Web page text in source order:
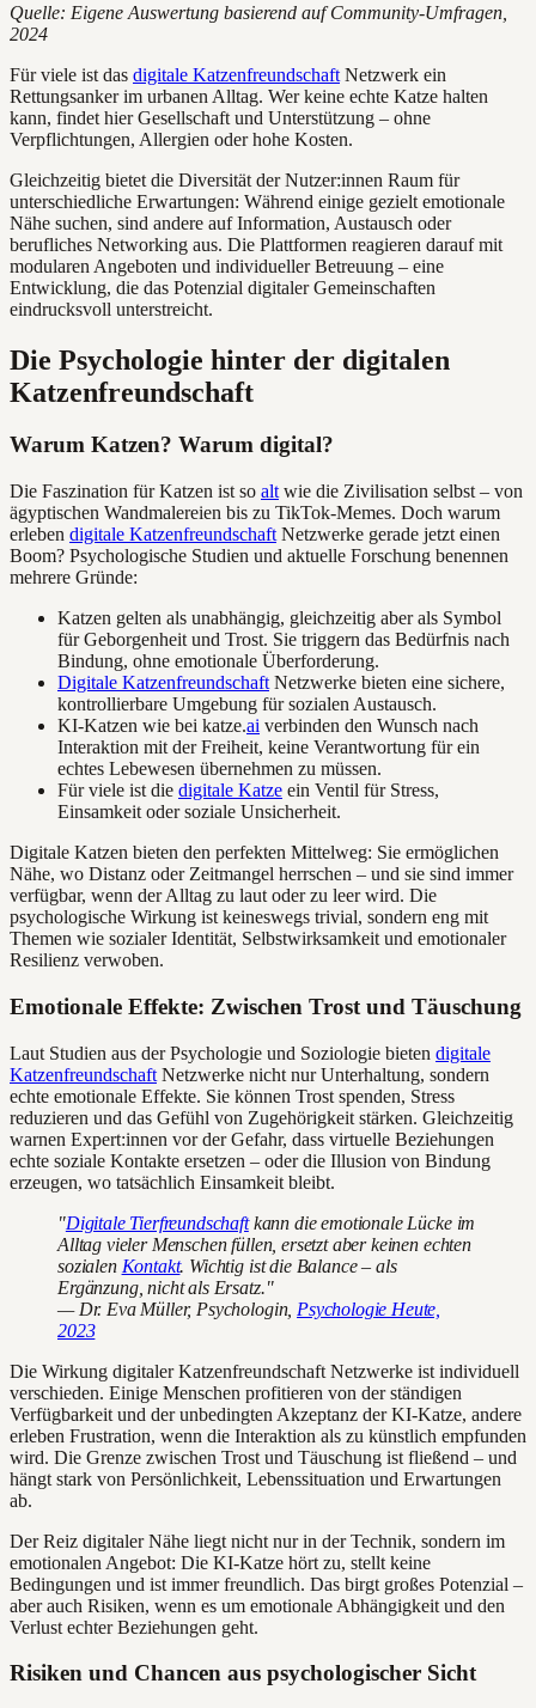
Quelle: Eigene Auswertung basierend auf Community-Umfragen,
2024
Für viele ist das digitale Katzenfreundschaft Netzwerk ein
Rettungsanker im urbanen Alltag. Wer keine echte Katze halten
kann, findet hier Gesellschaft und Unterstützung – ohne
Verpflichtungen, Allergien oder hohe Kosten.
Gleichzeitig bietet die Diversität der Nutzer:innen Raum für
unterschiedliche Erwartungen: Während einige gezielt emotionale
Nähe suchen, sind andere auf Information, Austausch oder
berufliches Networking aus. Die Plattformen reagieren darauf mit
modularen Angeboten und individueller Betreuung – eine
Entwicklung, die das Potenzial digitaler Gemeinschaften
eindrucksvoll unterstreicht.
Die Psychologie hinter der digitalen
Katzenfreundschaft
Warum Katzen? Warum digital?
Die Faszination für Katzen ist so alt wie die Zivilisation selbst – von
ägyptischen Wandmalereien bis zu TikTok-Memes. Doch warum
erleben digitale Katzenfreundschaft Netzwerke gerade jetzt einen
Boom? Psychologische Studien und aktuelle Forschung benennen
mehrere Gründe:
Katzen gelten als unabhängig, gleichzeitig aber als Symbol
für Geborgenheit und Trost. Sie triggern das Bedürfnis nach
Bindung, ohne emotionale Überforderung.
Digitale Katzenfreundschaft Netzwerke bieten eine sichere,
kontrollierbare Umgebung für sozialen Austausch.
KI-Katzen wie bei katze.ai verbinden den Wunsch nach
Interaktion mit der Freiheit, keine Verantwortung für ein
echtes Lebewesen übernehmen zu müssen.
Für viele ist die digitale Katze ein Ventil für Stress,
Einsamkeit oder soziale Unsicherheit.
Digitale Katzen bieten den perfekten Mittelweg: Sie ermöglichen
Nähe, wo Distanz oder Zeitmangel herrschen – und sie sind immer
verfügbar, wenn der Alltag zu laut oder zu leer wird. Die
psychologische Wirkung ist keineswegs trivial, sondern eng mit
Themen wie sozialer Identität, Selbstwirksamkeit und emotionaler
Resilienz verwoben.
Emotionale Effekte: Zwischen Trost und Täuschung
Laut Studien aus der Psychologie und Soziologie bieten digitale
Katzenfreundschaft Netzwerke nicht nur Unterhaltung, sondern
echte emotionale Effekte. Sie können Trost spenden, Stress
reduzieren und das Gefühl von Zugehörigkeit stärken. Gleichzeitig
warnen Expert:innen vor der Gefahr, dass virtuelle Beziehungen
echte soziale Kontakte ersetzen – oder die Illusion von Bindung
erzeugen, wo tatsächlich Einsamkeit bleibt.
"Digitale Tierfreundschaftkann die emotionale Lücke im
Alltag vieler Menschen füllen, ersetzt aber keinen echten
sozialen Kontakt. Wichtig ist die Balance – als
Ergänzung, nicht als Ersatz."
— Dr. Eva Müller, Psychologin, Psychologie Heute,
2023
Die Wirkung digitaler Katzenfreundschaft Netzwerke ist individuell
verschieden. Einige Menschen profitieren von der ständigen
Verfügbarkeit und der unbedingten Akzeptanz der KI-Katze, andere
erleben Frustration, wenn die Interaktion als zu künstlich empfunden
wird. Die Grenze zwischen Trost und Täuschung ist fließend – und
hängt stark von Persönlichkeit, Lebenssituation und Erwartungen
ab.
Der Reiz digitaler Nähe liegt nicht nur in der Technik, sondern im
emotionalen Angebot: Die KI-Katze hört zu, stellt keine
Bedingungen und ist immer freundlich. Das birgt großes Potenzial –
aber auch Risiken, wenn es um emotionale Abhängigkeit und den
Verlust echter Beziehungen geht.
Risiken und Chancen aus psychologischer Sicht